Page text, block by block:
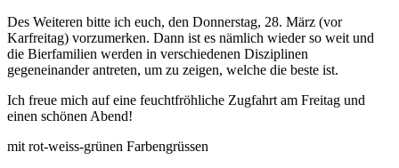
Des Weiteren bitte ich euch, den Donnerstag, 28. März (vor
Karfreitag) vorzumerken. Dann ist es nämlich wieder so weit und
die Bierfamilien werden in verschiedenen Disziplinen
gegeneinander antreten, um zu zeigen, welche die beste ist.
Ich freue mich auf eine feuchtfröhliche Zugfahrt am Freitag und
einen schönen Abend!
mit rot-weiss-grünen Farbengrüssen